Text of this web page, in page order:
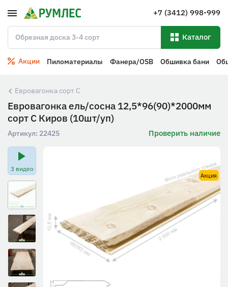
+7 (3412) 998-999
Каталог
Акции Пиломатериалы Фанера/OSB Обшивка бани
Евровагонка сорт С
Евровагонка ель/сосна 12,5*96(90)*2000мм
сорт С Киров (10шт/уп)
Артикул: 22425 Проверить наличие
Акция
3 видео